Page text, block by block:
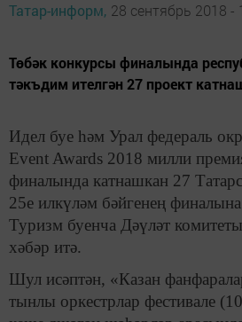
Татар-информ, 28 сентябрь 2018 -
Төбәк конкурсы финалында
тәкъдим ителгән 27 проект
Идел буе һәм Урал федераль
Event Awards 2018 милли
финалында катнашкан 27
25е илкүләм бәйгенең
Туризм буенча Дәүләт
хәбәр итә.
Шул исәптән, «Казан
тынлы оркестрлар фестивале